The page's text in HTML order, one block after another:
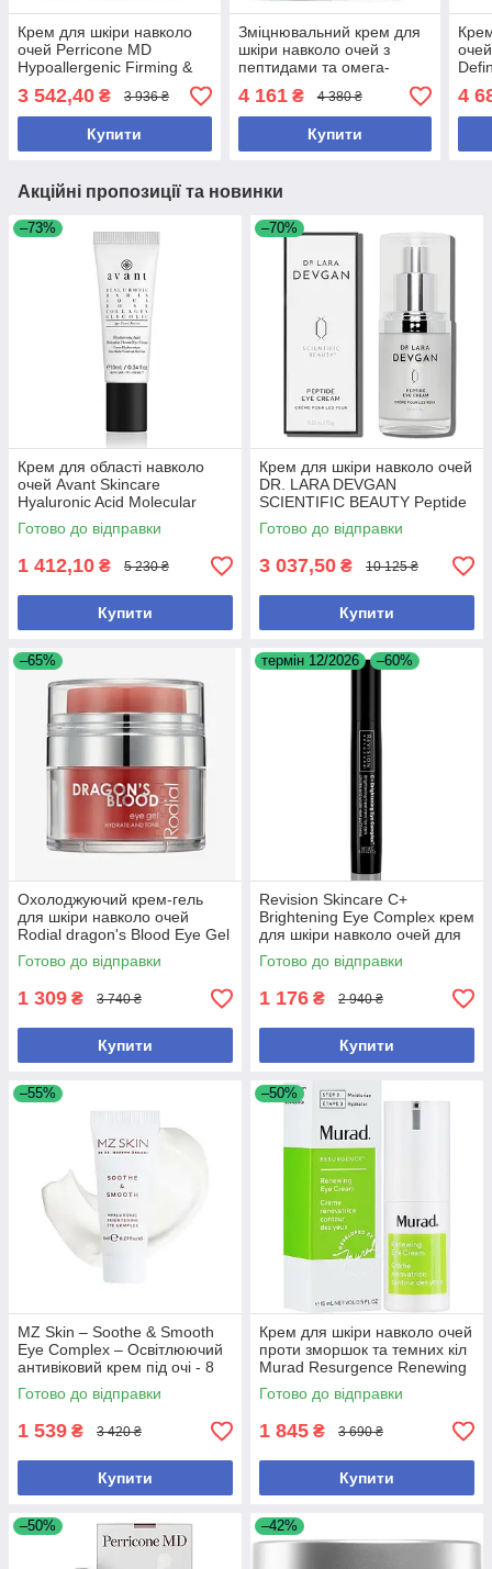
Крем для шкіри навколо
очей Perricone MD
Hypoallergenic Firming &
Brightening Eye Cream 15
мл
3 542,40 ₴ 3 936 ₴
Купити
Зміцнювальний крем для
шкіри навколо очей з
пептидами та омега-
комплексом Allies of Skin
Peptides & Omegas
Firming Eye Cream 15 ml
4 161₴ 4 380 ₴
Купити
4
Акційні пропозиції та новинки
–73%
Крем для області навколо
очей Avant Skincare
Hyaluronic Acid Molecular
Boost для зменшення
зморшок і зволоження, 10 мл
Готово до відправки
1 412,10 ₴ 5 230 ₴
Купити
–70%
Крем для шкіри навколо очей
DR. LARA DEVGAN
SCIENTIFIC BEAUTY Peptide
Eye Cream 15g – для
омолодження та зменшення
набряків
Готово до відправки
3 037,50 ₴ 10 125 ₴
Купити
–65%
Охолоджуючий крем-гель
для шкіри навколо очей
Rodial dragon's Blood Eye Gel
15 мл
Готово до відправки
1 309 ₴ 3 740 ₴
Купити
термін 12/2026 –60%
Revision Skincare C+
Brightening Eye Complex крем
для шкіри навколо очей для
боротьби з темними колами
та набряками
Готово до відправки
1 176 ₴ 2 940 ₴
Купити
–55%
MZ Skin – Soothe & Smooth
Eye Complex – Освітлюючий
антивіковий крем під очі - 8
мл
Готово до відправки
1 539 ₴ 3 420 ₴
Купити
–50%
Крем для шкіри навколо очей
проти зморшок та темних кіл
Murad Resurgence Renewing
Eye Cream, 15 ml
Готово до відправки
1 845 ₴ 3 690 ₴
Купити
–50% –42%